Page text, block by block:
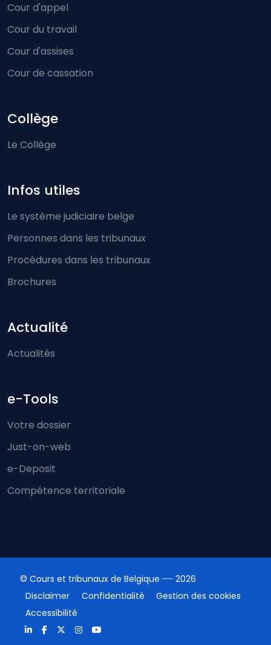
Cour d'appel
Cour du travail
Cour d'assises
Cour de cassation
Collège
Le Collège
Infos utiles
Le système judiciaire belge
Personnes dans les tribunaux
Procédures dans les tribunaux
Brochures
Actualité
Actualités
e-Tools
Votre dossier
Just-on-web
e-Deposit
Compétence territoriale
© Cours et tribunaux de Belgique
2026
Disclaimer
Confidentialité
Gestion des cookies
Accessibilité